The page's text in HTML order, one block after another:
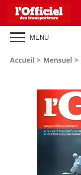
MENU
Vous
Accueil > Mensuel >